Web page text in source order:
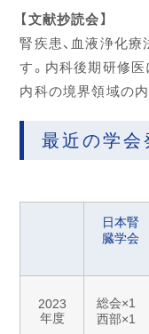
【文献抄読会】
腎疾患、血液浄化
す。内科後期研修
内科の境界領域の
最近の学会
日本腎
臓学会
2023
年度
総会×1
西部×1